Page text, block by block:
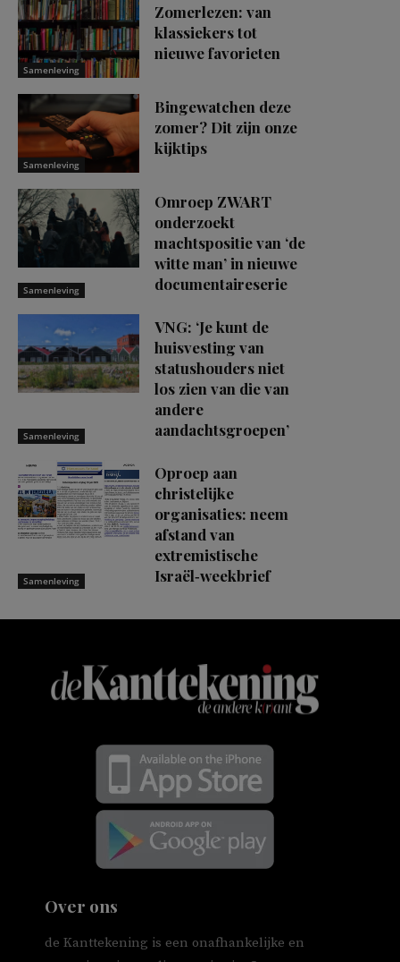
Samenleving
Zomerlezen: van
klassiekers tot
nieuwe favorieten
Samenleving
Bingewatchen deze
zomer? Dit zijn onze
kijktips
Samenleving
Omroep ZWART
onderzoekt
machtspositie van ‘de
witte man’ in nieuwe
documentaireserie
Samenleving
VNG: ‘Je kunt de
huisvesting van
statushouders niet
los zien van die van
andere
aandachtsgroepen’
Samenleving
Oproep aan
christelijke
organisaties: neem
afstand van
extremistische
Israël‑weekbrief
Over ons
de Kanttekening is een onafhankelijke en